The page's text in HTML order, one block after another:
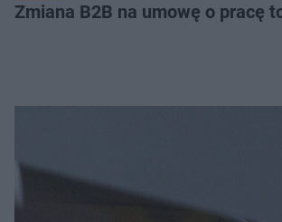
Zmiana B2B na umowę o pracę